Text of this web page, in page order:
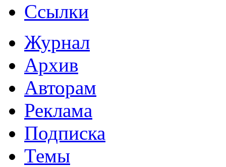
Ссылки
Журнал
Архив
Авторам
Реклама
Подписка
Темы